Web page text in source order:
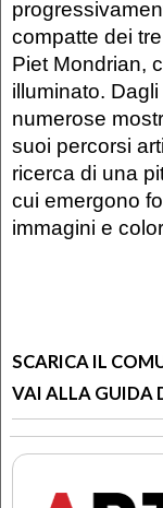
compatte dei
Piet Mondrian,
illuminato.
numerose
suoi percorsi
ricerca di una
cui emergono
immagini e
SCARICA IL
VAI ALLA GUIDA